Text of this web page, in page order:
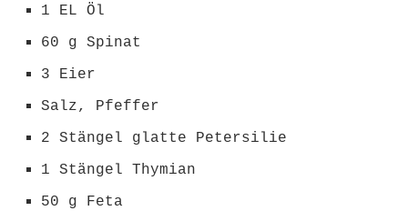
1 EL Öl
60 g Spinat
3 Eier
Salz, Pfeffer
2 Stängel glatte Petersilie
1 Stängel Thymian
50 g Feta